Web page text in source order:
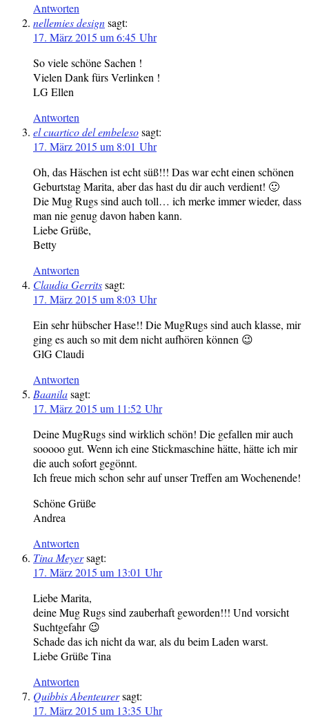
Antworten
nellemies designsagt:
17. März 2015 um 6:45 Uhr
So viele schöne Sachen !
Vielen Dank fürs Verlinken !
LG Ellen
Antworten
el cuartico del embelesosagt:
17. März 2015 um 8:01 Uhr
Oh, das Häschen ist echt süß!!! Das war echt einen schönen
Geburtstag Marita, aber das hast du dir auch verdient! 🙂
Die Mug Rugs sind auch toll… ich merke immer wieder, dass
man nie genug davon haben kann.
Liebe Grüße,
Betty
Antworten
Claudia Gerritssagt:
17. März 2015 um 8:03 Uhr
Ein sehr hübscher Hase!! Die MugRugs sind auch klasse, mir
ging es auch so mit dem nicht aufhören können 😉
GlG Claudi
Antworten
Baanilasagt:
17. März 2015 um 11:52 Uhr
Deine MugRugs sind wirklich schön! Die gefallen mir auch
sooooo gut. Wenn ich eine Stickmaschine hätte, hätte ich mir
die auch sofort gegönnt.
Ich freue mich schon sehr auf unser Treffen am Wochenende!
Schöne Grüße
Andrea
Antworten
Tina Meyersagt:
17. März 2015 um 13:01 Uhr
Liebe Marita,
deine Mug Rugs sind zauberhaft geworden!!! Und vorsicht
Suchtgefahr 😉
Schade das ich nicht da war, als du beim Laden warst.
Liebe Grüße Tina
Antworten
Quibbis Abenteurersagt:
17. März 2015 um 13:35 Uhr